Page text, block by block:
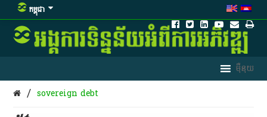
កម្ពុជា
/ sovereign debt